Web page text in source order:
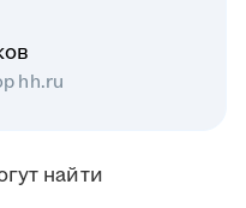
hh.ru
найти